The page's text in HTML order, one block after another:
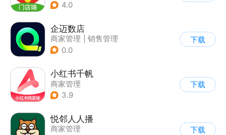
4.0
企迈数店
商家管理
销售管理
0.0
下载
小红书千帆
商家管理
3.9
下载
悦邻人人播
商家管理
下载